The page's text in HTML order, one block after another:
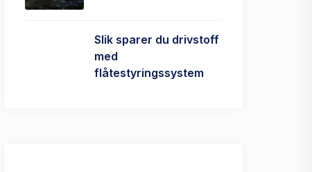
Slik sparer du drivstoff
med
flåtestyringssystem